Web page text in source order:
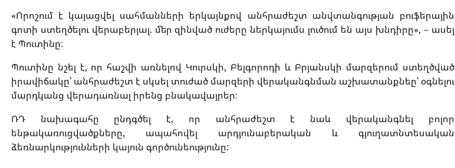
«Որոշում է կայացվել սահմանների երկայնքով անհրաժեշտ անվտանգության բուֆերային
գոտի ստեղծելու վերաբերյալ. մեր զինված ուժերը ներկայումս լուծում են այս խնդիրը», – ասել
է Պուտինը։
Պուտինը նշել է, որ հաշվի առնելով Կուրսկի, Բելգորոդի և Բրյանսկի մարզերում ստեղծված
իրավիճակը՝ անհրաժեշտ է սկսել տուժած մարզերի վերականգնման աշխատանքնեը՝ օգնելու
մարդկանց վերադառնալ իրենց բնակավայրեր։
ՌԴ նախագահը ընդգծել է, որ անհրաժեշտ է նաև վերականգնել բոլոր
ենթակառուցվածքները, ապահովել արդյունաբերական և գյուղատնտեսական
ձեռնարկությունների կայուն գործունեությունը: